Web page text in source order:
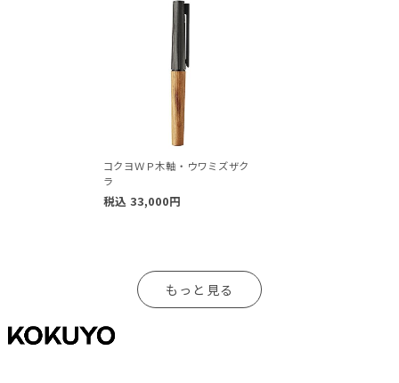
コクヨＷＰ木軸・ウワミズザク
ラ
税込 33,000円
もっと見る